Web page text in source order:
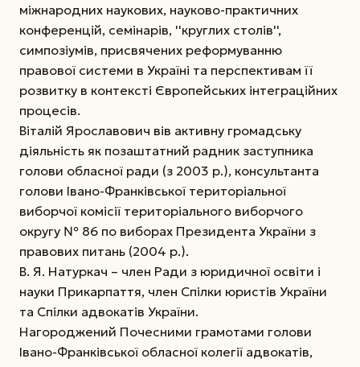
міжнародних наукових, науково-практичних
конференцій, семінарів, ''круглих столів'',
симпозіумів, присвячених реформуванню
правової системи в Україні та перспективам її
розвитку в контексті Європейських інтеграційних
процесів.
Віталій Ярославович вів активну громадську
діяльність як позаштатний радник заступника
голови обласної ради (з 2003 р.), консультанта
голови Івано-Франківської територіальної
виборчої комісії територіального виборчого
округу № 86 по виборах Президента України з
правових питань (2004 р.).
В. Я. Натуркач – член Ради з юридичної освіти і
науки Прикарпаття, член Спілки юристів України
та Спілки адвокатів України.
Нагороджений Почесними грамотами голови
Івано-Франківської обласної колегії адвокатів,